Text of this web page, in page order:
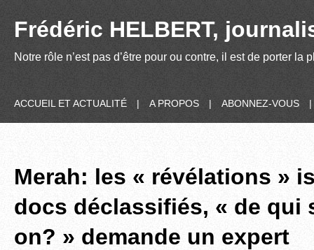
Frédéric HELBERT,
Notre rôle n’est pas d’être pour ou contre, il est de porter
ACCUEIL ET ACTUALITÉ | A PROPOS | ABONNEZ-VOUS |
Merah: les « révélations »
docs déclassifiés, « de qui
on? » demande un expert